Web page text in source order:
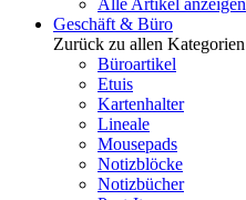
Alle Artikel anzeigen
Geschäft & Büro
Zurück zu allen Kategorien
Büroartikel
Etuis
Kartenhalter
Lineale
Mousepads
Notizblöcke
Notizbücher